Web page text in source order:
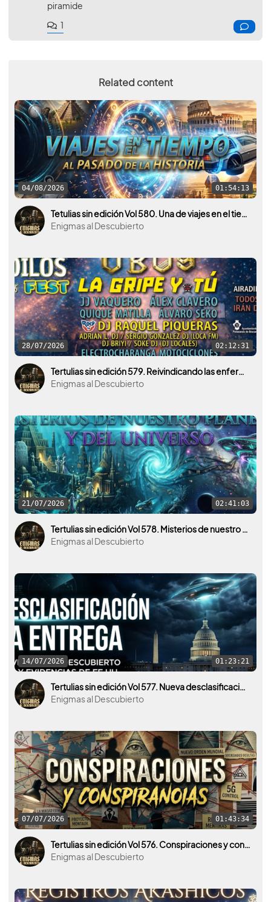
piramide
Related content
04/08/2026 01:54:13
Tetulias sin edición Vol 580. Una de viajes en el tiempo, al pasado de la historia.
Enigmas al Descubierto
28/07/2026 02:12:31
Tertulias sin edición 579. Reivindicando las enfermedades raras. Con Miguel Ángel Sánchez y el Airadilos Fest.
Enigmas al Descubierto
21/07/2026 02:41:03
Tertulias sin edición Vol 578. Misterios de nuestro planeta y del universo. La Atlántida por medio.
Enigmas al Descubierto
14/07/2026 01:23:21
Tertulias sin edición Vol 577. Nueva desclasificación OVNI por parte de U.S.A. y otros países.
Enigmas al Descubierto
07/07/2026 01:43:34
Tertulias sin edición Vol 576. Conspiraciones y conspiranoias ¿Realidad o ficción?
Enigmas al Descubierto